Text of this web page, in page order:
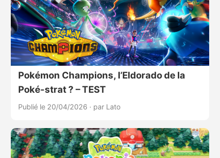
Pokémon Champions, l’Eldorado de la
Poké-strat ? – TEST
Publié le 20/04/2026 · par Lato